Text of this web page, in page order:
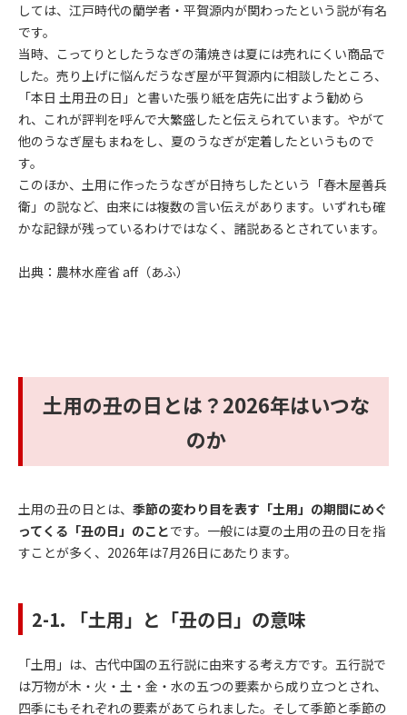
しては、江戸時代の蘭学者・平賀源内が関わったという説が有名
です。
当時、こってりとしたうなぎの蒲焼きは夏には売れにくい商品で
した。売り上げに悩んだうなぎ屋が平賀源内に相談したところ、
「本日 土用丑の日」と書いた張り紙を店先に出すよう勧めら
れ、これが評判を呼んで大繁盛したと伝えられています。やがて
他のうなぎ屋もまねをし、夏のうなぎが定着したというもので
す。
このほか、土用に作ったうなぎが日持ちしたという「春木屋善兵
衛」の説など、由来には複数の言い伝えがあります。いずれも確
かな記録が残っているわけではなく、諸説あるとされています。
出典： 農林水産省 aff（あふ）
土用の丑の日とは？2026年はいつな
のか
土用の丑の日とは、 季節の変わり目を表す「土用」の期間にめぐ
ってくる「丑の日」のことです。一般には夏の土用の丑の日を指
すことが多く、2026年は7月26日にあたります。
2-1. 「土用」と「丑の日」の意味
「土用」は、古代中国の五行説に由来する考え方です。五行説で
は万物が木・火・土・金・水の五つの要素から成り立つとされ、
四季にもそれぞれの要素があてられました。そして季節と季節の